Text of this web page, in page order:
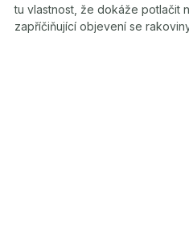
tu vlastnost, že dokáže potlačit
zapříčiňující objevení se